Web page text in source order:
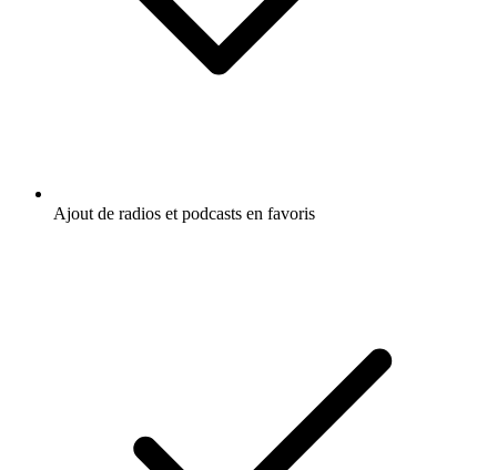
Ajout de radios et podcasts en favoris